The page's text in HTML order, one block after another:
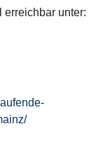
erreichbar unter: